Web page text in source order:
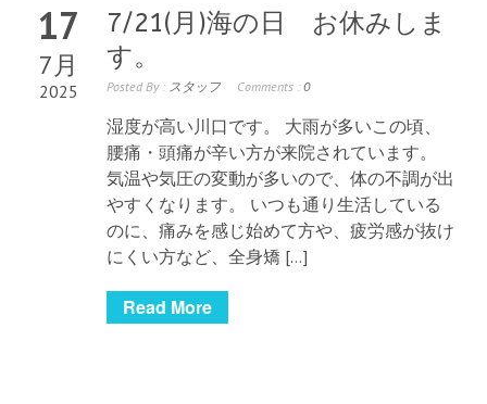
17
7月
2025
7/21(月)海の日 お休みしま
す。
Posted By : スタッフ Comments : 0
湿度が高い川口です。 大雨が多いこの頃、
腰痛・頭痛が辛い方が来院されています。
気温や気圧の変動が多いので、体の不調が出
やすくなります。 いつも通り生活している
のに、痛みを感じ始めて方や、疲労感が抜け
にくい方など、全身矯 […]
Read More